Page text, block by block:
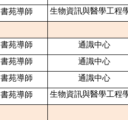
書苑導師 生物資訊與醫學工程
書苑導師
通識中心
書苑導師
通識中心
書苑導師
通識中心
書苑導師 生物資訊與醫學工程